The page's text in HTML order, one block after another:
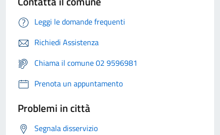
Leggi le domande frequenti
Richiedi Assistenza
Chiama il comune 02 9596981
Prenota un appuntamento
Problemi in città
Segnala disservizio